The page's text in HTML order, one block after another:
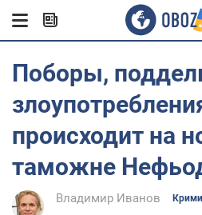
Поборы,
происходит на
таможне
Владимир Иванов